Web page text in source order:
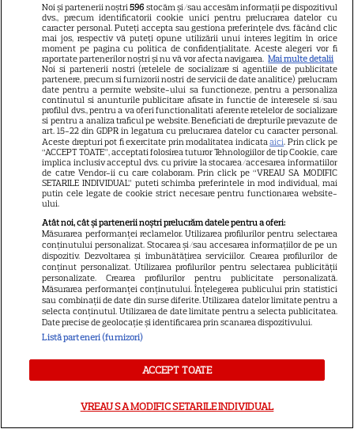
18
RECOMANDĂRI
„Sărmana Maria” intră pe
VOYO. Cum arată Thalía la 30
de ani după rolul care a făcut-o
Noi și partenerii noștri596 stocăm și/sau accesăm informații pe dispozitivul
dvs., precum identificatorii cookie unici pentru prelucrarea datelor cu
caracter personal. Puteți accepta sau gestiona preferințele dvs. făcând clic
mai jos, respectiv vă puteți opune utilizării unui interes legitim în orice
moment pe pagina cu politica de confidențialitate. Aceste alegeri vor fi
raportate partenerilor noștri și nu vă vor afecta navigarea. Mai multe detalii
Noi si partenerii nostri (retelele de socializare si agentiile de publicitate
partenere, precum si furnizorii nostri de servicii de date analitice) prelucram
date pentru a permite website-ului sa functioneze, pentru a personaliza
continutul si anunturile publicitare afisate in functie de interesele si/sau
profilul dvs., pentru a va oferi functionalitati aferente retelelor de socializare
si pentru a analiza traficul pe website. Beneficiati de drepturile prevazute de
art. 15-22 din GDPR in legatura cu prelucrarea datelor cu caracter personal.
Aceste drepturi pot fi exercitate prin modalitatea indicataaici. Prin click pe
“ACCEPT TOATE”, acceptati folosirea tuturor Tehnologiilor de tip Cookie, care
implica inclusiv acceptul dvs. cu privire la stocarea/accesarea informatiilor
de catre Vendor-ii cu care colaboram. Prin click pe “VREAU SA MODIFIC
SETARILE INDIVIDUAL” puteti schimba preferintele in mod individual, mai
putin cele legate de cookie strict necesare pentru functionarea website-
ului.
Atât noi, cât și partenerii noștri prelucrăm datele pentru a oferi:
Măsurarea performanței reclamelor. Utilizarea profilurilor pentru selectarea
conținutului personalizat. Stocarea și/sau accesarea informațiilor de pe un
dispozitiv. Dezvoltarea și îmbunătățirea serviciilor. Crearea profilurilor de
conținut personalizat. Utilizarea profilurilor pentru selectarea publicității
personalizate. Crearea profilurilor pentru publicitate personalizată.
Măsurarea performanței conținutului. Înțelegerea publicului prin statistici
sau combinații de date din surse diferite. Utilizarea datelor limitate pentru a
selecta conținutul. Utilizarea de date limitate pentru a selecta publicitatea.
Date precise de geolocație și identificarea prin scanarea dispozitivului.
Listă parteneri (furnizori)
ACCEPT TOATE
VREAU SA MODIFIC SETARILE INDIVIDUAL